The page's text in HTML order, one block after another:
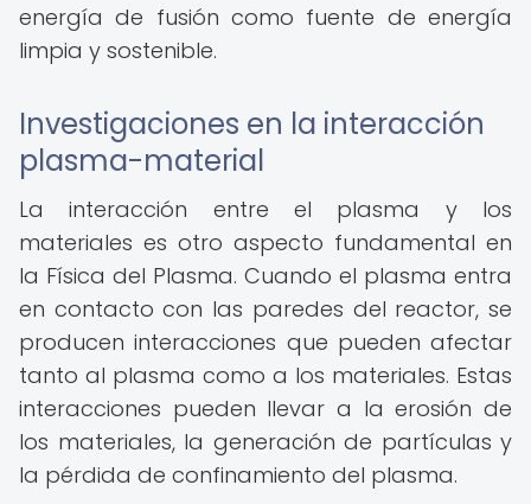
energía de fusión como fuente de energía
limpia y sostenible.
Investigaciones en la interacción
plasma-material
La interacción entre el plasma y los
materiales es otro aspecto fundamental en
la Física del Plasma. Cuando el plasma entra
en contacto con las paredes del reactor, se
producen interacciones que pueden afectar
tanto al plasma como a los materiales. Estas
interacciones pueden llevar a la erosión de
los materiales, la generación de partículas y
la pérdida de confinamiento del plasma.